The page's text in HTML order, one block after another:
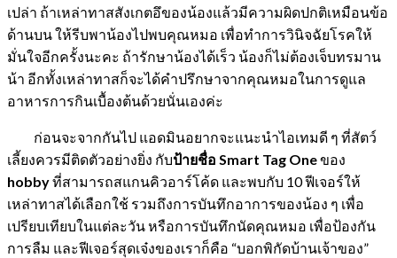
เปล่า ถ้าเหล่าทาสสังเกตอึของน้องแล้วมีความผิดปกติเหมือนข้อ
ด้านบน ให้รีบพาน้องไปพบคุณหมอ เพื่อทำการวินิจฉัยโรคให้
มั่นใจอีกครั้งนะคะ ถ้ารักษาน้องได้เร็ว น้องก็ไม่ต้องเจ็บทรมาน
น้า อีกทั้งเหล่าทาสก็จะได้คำปรึกษาจากคุณหมอในการดูแล
อาหารการกินเบื้องต้นด้วยนั่นเองค่ะ
ก่อนจะจากกันไป แอดมินอยากจะแนะนำไอเทมดี ๆ ที่สัตว์
เลี้ยงควรมีติดตัวอย่างยิ่ง กับป้ายชื่อ Smart Tag Oneของ
hobbyที่สามารถสแกนคิวอาร์โค้ด และพบกับ 10 ฟีเจอร์ให้
เหล่าทาสได้เลือกใช้ รวมถึงการบันทึกอาการของน้อง ๆ เพื่อ
เปรียบเทียบในแต่ละวัน หรือการบันทึกนัดคุณหมอ เพื่อป้องกัน
การลืม และฟีเจอร์สุดเจ๋งของเราก็คือ “บอกพิกัดบ้านเจ้าของ”